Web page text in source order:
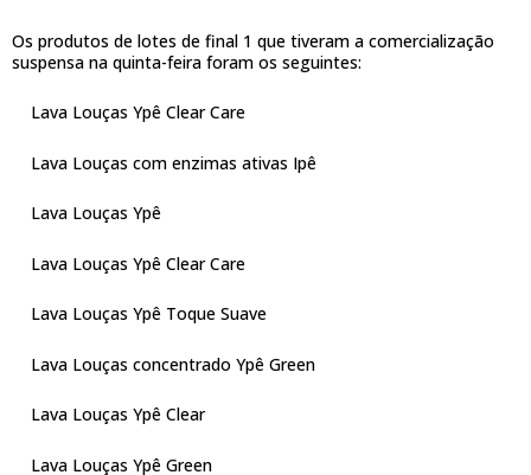
Os produtos de lotes de final 1 que tiveram a comercialização
suspensa na quinta-feira foram os seguintes:
Lava Louças Ypê Clear Care
Lava Louças com enzimas ativas Ipê
Lava Louças Ypê
Lava Louças Ypê Clear Care
Lava Louças Ypê Toque Suave
Lava Louças concentrado Ypê Green
Lava Louças Ypê Clear
Lava Louças Ypê Green